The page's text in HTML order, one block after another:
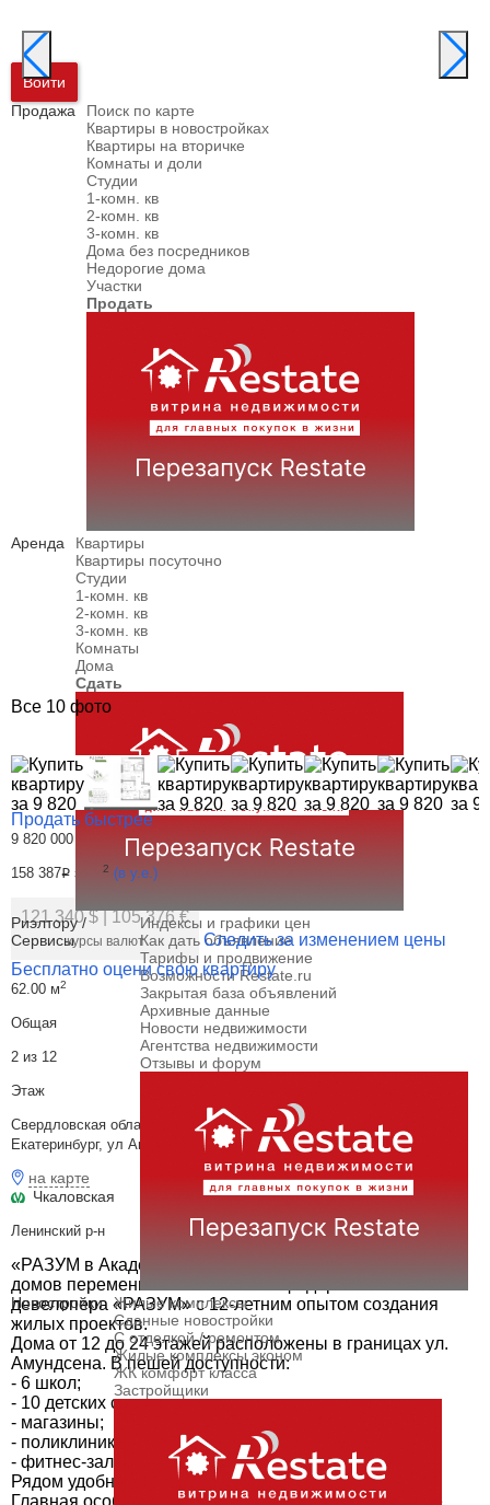
Войти
Продажа
Поиск по карте
Квартиры в новостройках
Квартиры на вторичке
Комнаты и доли
Студии
1-комн. кв
2-комн. кв
3-комн. кв
Дома без посредников
Недорогие дома
Участки
Продать
Аренда
Квартиры
Квартиры посуточно
Студии
1-комн. кв
2-комн. кв
3-комн. кв
Комнаты
Дома
Сдать
Риэлтору /
Сервисы
Индексы и графики цен
Как дать объявление
Тарифы и продвижение
Возможности Restate.ru
Закрытая база объявлений
Архивные данные
Новости недвижимости
Агентства недвижимости
Отзывы и форум
Новостройки
Жилые комплексы
Сданные новостройки
С отделкой / ремонтом
Жилые комплексы эконом
ЖК комфорт класса
Застройщики
Все 10 фото
Продать быстрее
9 820 000
158 387Р за м 2 (в у.е.)
121 340 $| 105 376 €
курсы валют
Следить за изменением цены
Бесплатно оцени свою квартиру
62.00 м2
Общая
2 из 12
Этаж
Свердловская область, Муниципальное Образование Екатеринбург,
Екатеринбург, ул Академика Ландау, 5/1
на карте
Чкаловская
Ленинский р-н
«РАЗУМ в Академическом» — это жилой комплекс из 7
домов переменной этажности от федерального
девелопера «РАЗУМ» с 12-летним опытом создания
жилых проектов.
Дома от 12 до 24 этажей расположены в границах ул.
Амундсена. В пешей доступности:
- 6 школ;
- 10 детских садов;
- магазины;
- поликлиники;
- фитнес-залы.
Рядом удобный выезд на ЕКАД.
Главная особенность проекта — угловое остекление,